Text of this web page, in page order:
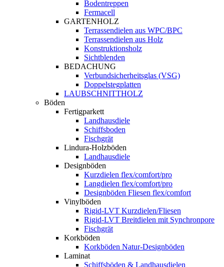
Bodentreppen
Fermacell
GARTENHOLZ
Terrassendielen aus WPC/BPC
Terrassendielen aus Holz
Konstruktionsholz
Sichtblenden
BEDACHUNG
Verbundsicherheitsglas (VSG)
Doppelstegplatten
LAUBSCHNITTHOLZ
Böden
Fertigparkett
Landhausdiele
Schiffsboden
Fischgrät
Lindura-Holzböden
Landhausdiele
Designböden
Kurzdielen flex/comfort/pro
Langdielen flex/comfort/pro
Designböden Fliesen flex/comfort
Vinylböden
Rigid-LVT Kurzdielen/Fliesen
Rigid-LVT Breitdielen mit Synchronpore
Fischgrät
Korkböden
Korkböden Natur-Designböden
Laminat
Schiffsböden & Landhausdielen